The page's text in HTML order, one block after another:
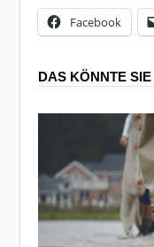
Facebook
DAS KÖNNTE